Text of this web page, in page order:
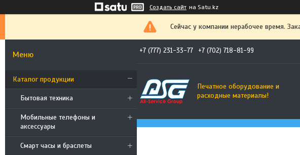
Создать сайт на Satu.kz
Сейчас у компании нерабочее время.
Каталог продукции
Бытовая техника
Мобильные телефоны и
аксессуары
Смарт часы и браслеты
+7 (777) 231-33-77 +7 (702) 718-81-99
Печатное оборудование и
расходные материалы!
2